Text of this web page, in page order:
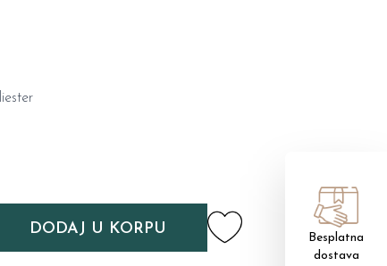
DODAJ U KORPU
Besplatna
dostava